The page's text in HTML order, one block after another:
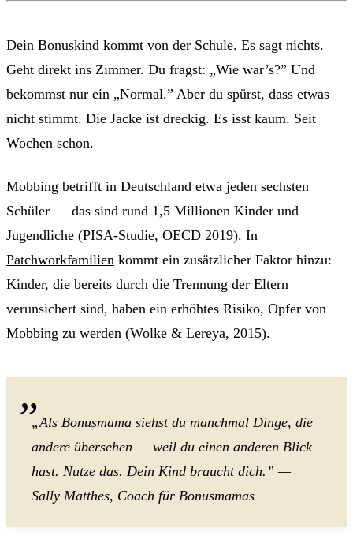
Dein Bonuskind kommt von der Schule. Es sagt nichts.
Geht direkt ins Zimmer. Du fragst: „Wie war’s?” Und
bekommst nur ein „Normal.” Aber du spürst, dass etwas
nicht stimmt. Die Jacke ist dreckig. Es isst kaum. Seit
Wochen schon.
Mobbing betrifft in Deutschland etwa jeden sechsten
Schüler — das sind rund 1,5 Millionen Kinder und
Jugendliche (PISA-Studie, OECD 2019). In
Patchworkfamilien kommt ein zusätzlicher Faktor hinzu:
Kinder, die bereits durch die Trennung der Eltern
verunsichert sind, haben ein erhöhtes Risiko, Opfer von
Mobbing zu werden (Wolke & Lereya, 2015).
„Als Bonusmama siehst du manchmal Dinge, die
andere übersehen — weil du einen anderen Blick
hast. Nutze das. Dein Kind braucht dich.” —
Sally Matthes, Coach für Bonusmamas